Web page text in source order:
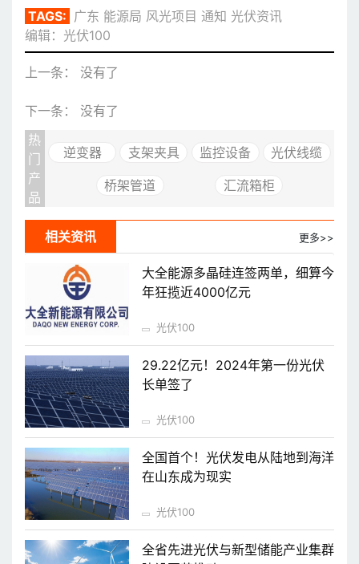
TAGS: 广东 能源局 风光项目 通知 光伏资讯
编辑：光伏100
上一条： 没有了
下一条： 没有了
热
门
产
品
逆变器 支架夹具 监控设备 光伏线缆
桥架管道 汇流箱柜
相关资讯 更多>>
大全能源多晶硅连签两单，细算今
年狂揽近4000亿元
光伏100
29.22亿元！2024年第一份光伏
长单签了
光伏100
全国首个！光伏发电从陆地到海洋
在山东成为现实
光伏100
全省先进光伏与新型储能产业集群